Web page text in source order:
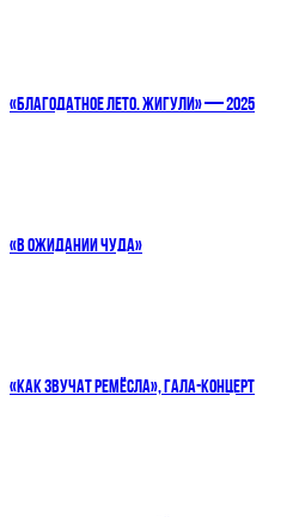
«БЛАГОДАТНОЕ ЛЕТО. ЖИГУЛИ» — 2025
«В ОЖИДАНИИ ЧУДА»
«КАК ЗВУЧАТ РЕМЁСЛА», ГАЛА-КОНЦЕРТ